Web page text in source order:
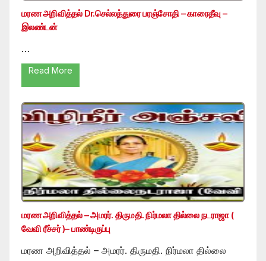
மரண அறிவித்தல் Dr.செல்லத்துரை பரஞ்சோதி – காரைதீவு –
இலண்டன்
…
Read More
மரண அறிவித்தல் – அமரர். திருமதி. நிர்மலா தில்லை நடராஜா (
வேவி ரீச்சர் )– பாண்டிருப்பு
மரண அறிவித்தல் – அமரர். திருமதி. நிர்மலா தில்லை